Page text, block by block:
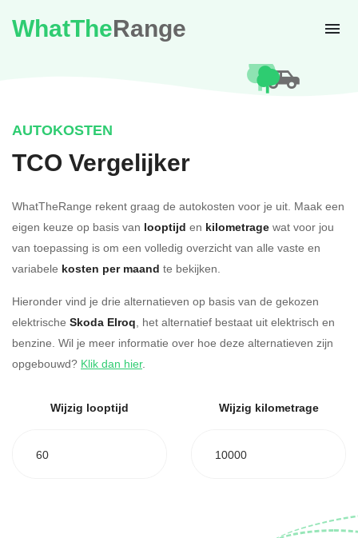
WhatTheRange
AUTOKOSTEN
TCO Vergelijker
WhatTheRange rekent graag de autokosten voor je uit. Maak een
eigen keuze op basis van looptijd en kilometrage wat voor jou
van toepassing is om een volledig overzicht van alle vaste en
variabele kosten per maand te bekijken.
Hieronder vind je drie alternatieven op basis van de gekozen
elektrische Skoda Elroq, het alternatief bestaat uit elektrisch en
benzine. Wil je meer informatie over hoe deze alternatieven zijn
opgebouwd? Klik dan hier.
Wijzig looptijd
60
Wijzig kilometrage
10000